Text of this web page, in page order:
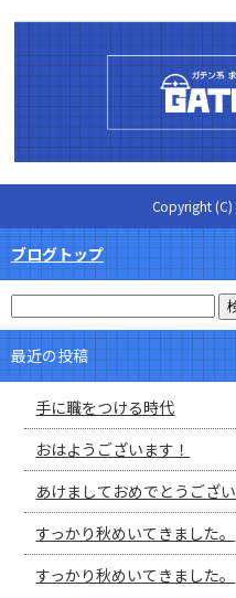
Copyright (C)
ブログトップ
最近の投稿
手に職をつける時代
おはようございます！
あけましておめでとうござい
すっかり秋めいてきました。
すっかり秋めいてきました。